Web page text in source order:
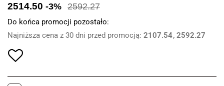
2514.50 -3% 2592.27
Do końca promocji pozostało:
Najniższa cena z 30 dni przed promocją: 2107.54 2592.27